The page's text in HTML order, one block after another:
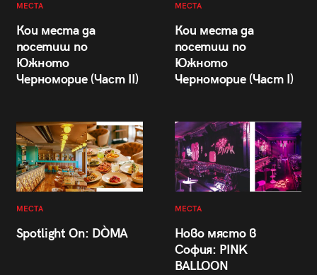
МЕСТА
Кои места да
посетиш по
Южното
Черноморие (Част II)
МЕСТА
Кои места да
посетиш по
Южното
Черноморие (Част I)
МЕСТА
Spotlight On: DÒMA
МЕСТА
Ново място в
София: PINK
BALLOON